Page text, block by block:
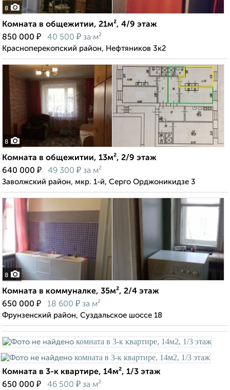
8
Комната в общежитии, 21м², 4/9 этаж
850 000 ₽ 40 500 ₽ за м²
Красноперекопский район, Нефтяников 3к2
8
Комната в общежитии, 13м², 2/9 этаж
640 000 ₽ 49 300 ₽ за м²
Заволжский район, мкр. 1-й, Серго Орджоникидзе 3
8
Комната в коммуналке, 35м², 2/4 этаж
650 000 ₽ 18 600 ₽ за м²
Фрунзенский район, Суздальское шоссе 18
Комната в 3-к квартире, 14м², 1/3 этаж
650 000 ₽ 46 500 ₽ за м²